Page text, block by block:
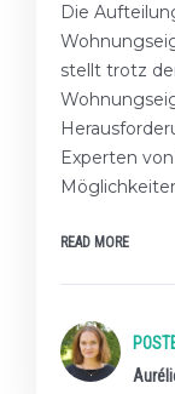
Die
stellt trotz
Experten
READ MORE